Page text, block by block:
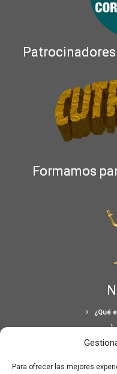
Para ofrecer las mejores
Formamos
¿Qué
Bases Legales y